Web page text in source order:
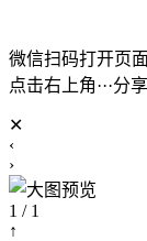
微信扫码打开页面
点击右上角···分
✕
‹
›
1 / 1
↑